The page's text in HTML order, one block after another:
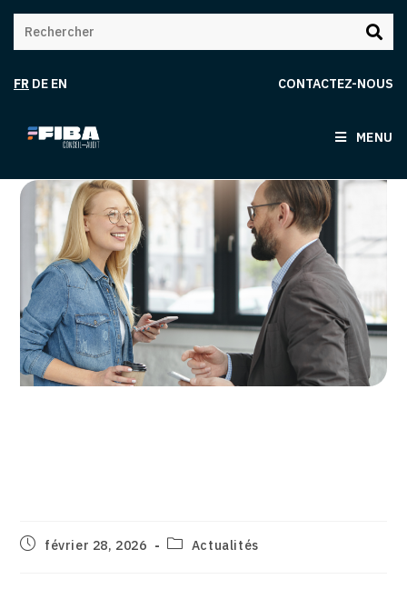
FR DE EN CONTACTEZ-NOUS
MENU
février 28, 2026 Actualités